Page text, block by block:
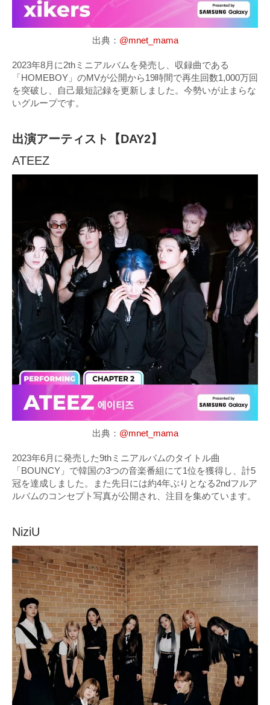
出典： @mnet_mama
2023年8月に2thミニアルバムを発売し、収録曲である
「HOMEBOY」のMVが公開から19時間で再生回数1,000万回
を突破し、自己最短記録を更新しました。今勢いが止まらな
いグループです。
出演アーティスト【DAY2】
ATEEZ
出典： @mnet_mama
2023年6月に発売した9thミニアルバムのタイトル曲
「BOUNCY」で韓国の3つの音楽番組にて1位を獲得し、計5
冠を達成しました。また先日には約4年ぶりとなる2ndフルア
ルバムのコンセプト写真が公開され、注目を集めています。
NiziU